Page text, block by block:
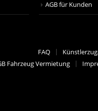
AGB für Kunden
FAQ
Fahrzeug Vermietung